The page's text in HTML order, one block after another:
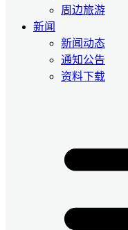
周边旅游
新闻
新闻动态
通知公告
资料下载